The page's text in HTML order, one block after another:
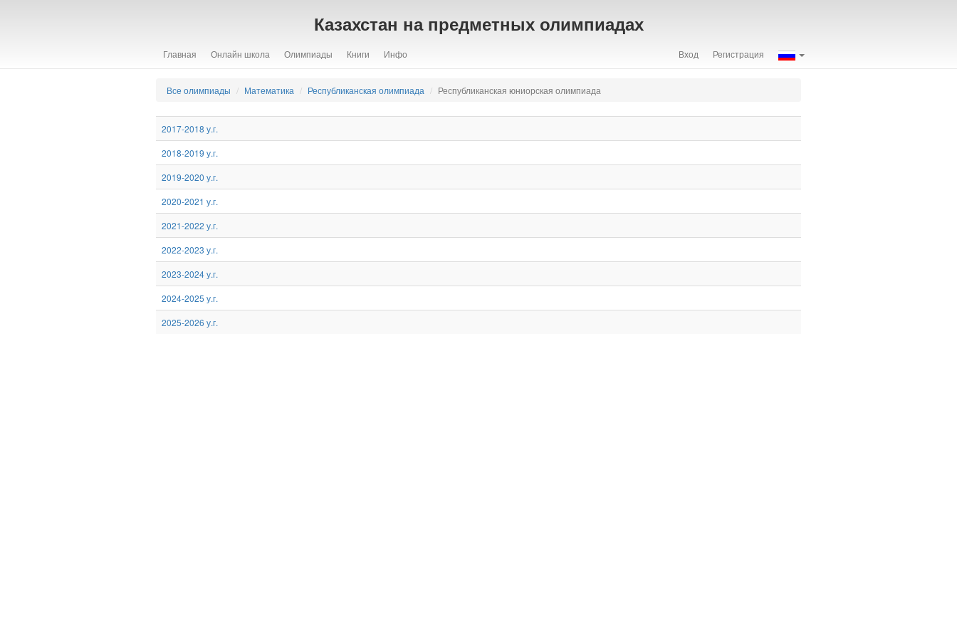
Казахстан на предметных олимпиадах
Главная Онлайн школа Олимпиады Книги Инфо Вход Регистрация
Все олимпиады Математика Республиканская олимпиада Республиканская юниорская олимпиада
2017-2018 у.г.
2018-2019 у.г.
2019-2020 у.г.
2020-2021 у.г.
2021-2022 у.г.
2022-2023 у.г.
2023-2024 у.г.
2024-2025 у.г.
2025-2026 у.г.